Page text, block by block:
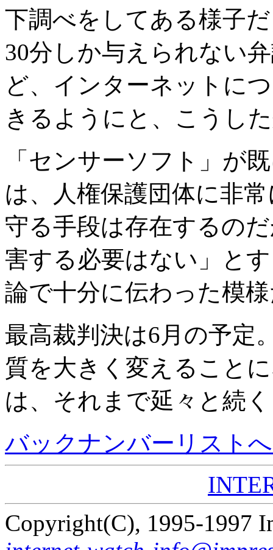
下調べをしてある様子
30分しか与えられない
ど、インターネットに
きるようにと、こうし
「センサーソフト」が
は、人権保護団体に非
守る手段は存在するの
害する必要はない」と
論で十分に伝わった模
最高裁判決は6月の予定
質を大きく変えること
は、それまで延々と続
バックナンバーリスト
Copyright(C), 1995-1997